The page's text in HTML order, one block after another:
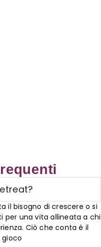
il bisogno di crescere o si
per una vita allineata a chi
Ciò che conta è il